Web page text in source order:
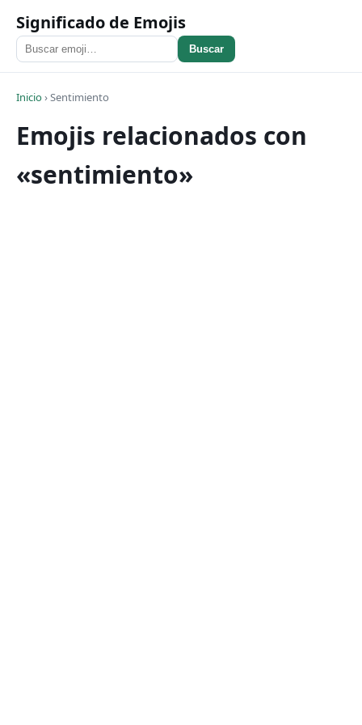
Significado de Emojis
Buscar
Inicio›Sentimiento
Emojis relacionados con
«sentimiento»